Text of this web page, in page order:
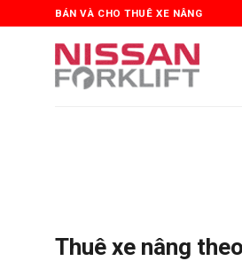
to
BÁN VÀ CHO THUÊ XE NÂNG
Thuê xe nâng